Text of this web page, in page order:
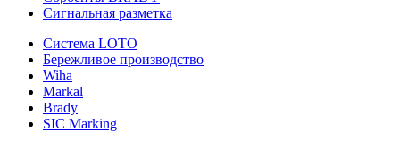
Сигнальная разметка
Система LOTO
Бережливое производство
Wiha
Markal
Brady
SIC Marking